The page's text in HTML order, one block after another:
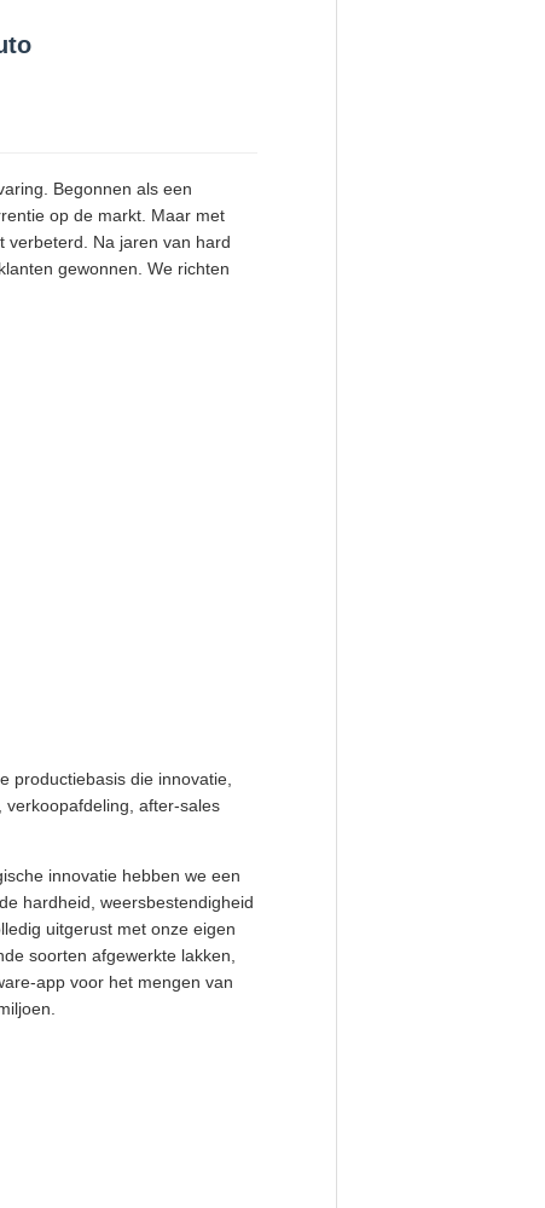
Begonnen als een
op de markt. Maar met
verbeterd. Na jaren van hard
gewonnen. We richten
productiebasis die innovatie,
after-sales
innovatie hebben we een
hardheid, weersbestendigheid
uitgerust met onze eigen
soorten afgewerkte lakken,
app voor het mengen van